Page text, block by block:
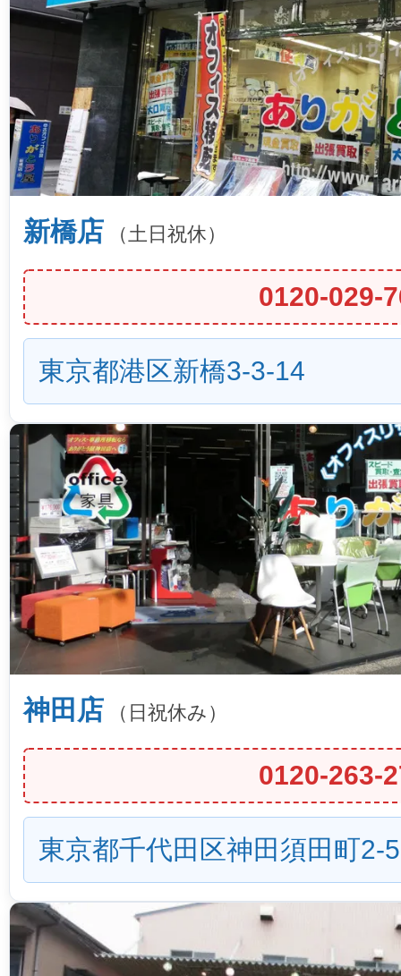
新橋店 （土日祝休）
0120-029-
東京都港区新橋3-3-14
神田店 （日祝休み）
0120-263-
東京都千代田区神田須田町2-